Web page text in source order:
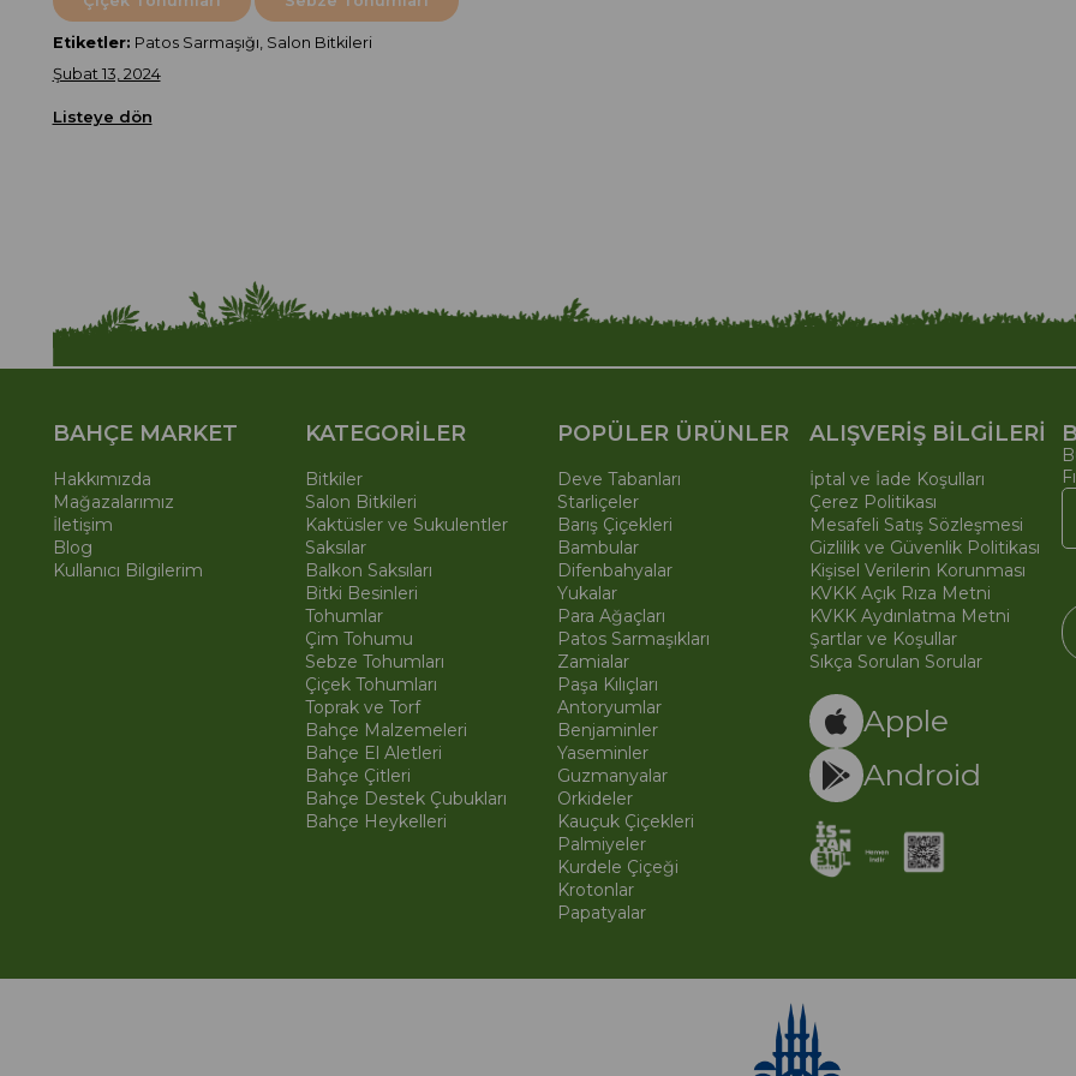
Etiketler: Patos Sarmaşığı, Salon Bitkileri
Şubat 13, 2024
Listeye dön
BAHÇE MARKET
Hakkımızda
Mağazalarımız
İletişim
Blog
Kullanıcı Bilgilerim
KATEGORİLER
Bitkiler
Salon Bitkileri
Kaktüsler ve Sukulentler
Saksılar
Balkon Saksıları
Bitki Besinleri
Tohumlar
Çim Tohumu
Sebze Tohumları
Çiçek Tohumları
Toprak ve Torf
Bahçe Malzemeleri
Bahçe El Aletleri
Bahçe Çitleri
Bahçe Destek Çubukları
Bahçe Heykelleri
POPÜLER ÜRÜNLER
Deve Tabanları
Starliçeler
Barış Çiçekleri
Bambular
Difenbahyalar
Yukalar
Para Ağaçları
Patos Sarmaşıkları
Zamialar
Paşa Kılıçları
Antoryumlar
Benjaminler
Yaseminler
Guzmanyalar
Orkideler
Kauçuk Çiçekleri
Palmiyeler
Kurdele Çiçeği
Krotonlar
Papatyalar
ALIŞVERİŞ BİLGİLERİ
İptal ve İade Koşulları
Çerez Politikası
Mesafeli Satış Sözleşmesi
Gizlilik ve Güvenlik Politikası
Kişisel Verilerin Korunması
KVKK Açık Rıza Metni
KVKK Aydınlatma Metni
Şartlar ve Koşullar
Sıkça Sorulan Sorular
Apple
Android